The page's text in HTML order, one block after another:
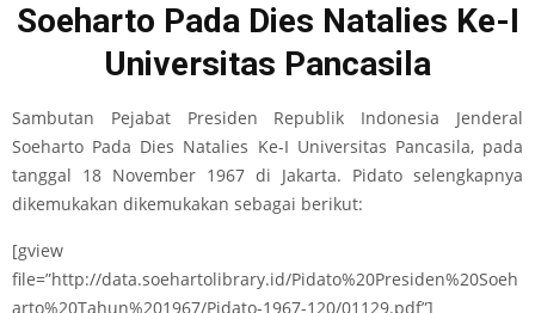
Soeharto Pada Dies Natalies Ke-I
Universitas Pancasila
Sambutan Pejabat Presiden Republik Indonesia Jenderal
Soeharto Pada Dies Natalies Ke-I Universitas Pancasila, pada
tanggal 18 November 1967 di Jakarta. Pidato selengkapnya
dikemukakan dikemukakan sebagai berikut:
[gview
file=”http://data.soehartolibrary.id/Pidato%20Presiden%20Soeh
arto%20Tahun%201967/Pidato-1967-120/01129.pdf”]